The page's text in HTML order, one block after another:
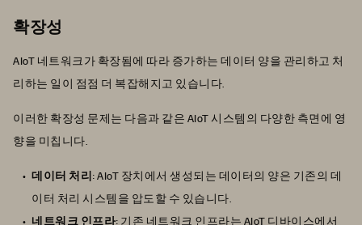
확장성
AIoT 네트워크가 확장됨에 따라 증가하는 데이터 양을 관리하고 처
리하는 일이 점점 더 복잡해지고 있습니다.
이러한 확장성 문제는 다음과 같은 AIoT 시스템의 다양한 측면에 영
향을 미칩니다.
데이터 처리: AIoT 장치에서 생성되는 데이터의 양은 기존의 데
이터 처리 시스템을 압도할 수 있습니다.
네트워크 인프라: 기존 네트워크 인프라는 AIoT 디바이스에서